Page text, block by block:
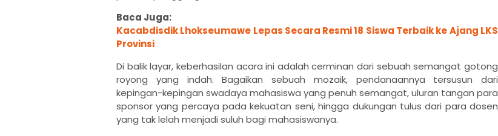
Baca Juga:
Kacabdisdik Lhokseumawe Lepas Secara Resmi 18 Siswa Terbaik ke Ajang LKS
Provinsi
Di balik layar, keberhasilan acara ini adalah cerminan dari sebuah semangat gotong
royong yang indah. Bagaikan sebuah mozaik, pendanaannya tersusun dari
kepingan-kepingan swadaya mahasiswa yang penuh semangat, uluran tangan para
sponsor yang percaya pada kekuatan seni, hingga dukungan tulus dari para dosen
yang tak lelah menjadi suluh bagi mahasiswanya.